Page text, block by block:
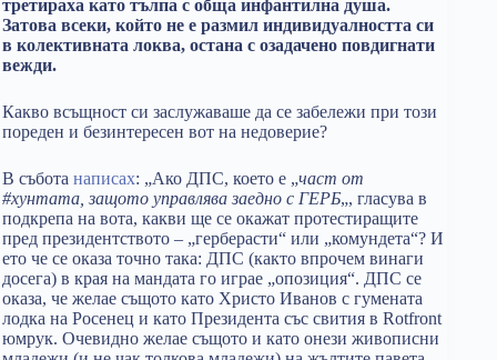
третираха като тълпа с обща инфантилна душа.
Затова всеки, който не е размил индивидуалността си
в колективната локва, остана с озадачено повдигнати
вежди.
Какво всъщност си заслужаваше да се забележи при този
пореден и безинтересен вот на недоверие?
В събота написах: „Ако ДПС, което е „част от
#хунтата, защото управлява заедно с ГЕРБ„, гласува в
подкрепа на вота, какви ще се окажат протестиращите
пред президентството – „герберасти“ или „комундета“? И
ето че се оказа точно така: ДПС (както впрочем винаги
досега) в края на мандата го играе „опозиция“. ДПС се
оказа, че желае същото като Христо Иванов с гумената
лодка на Росенец и като Президента със свития в Rotfront
юмрук. Очевидно желае същото и като онези живописни